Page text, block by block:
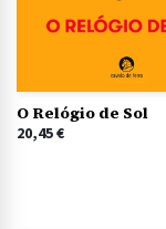
O Relógio de Sol
20,45€